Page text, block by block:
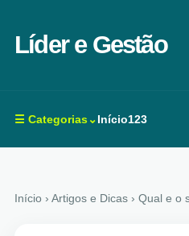
Líder e Gestão
☰ Categorias⌄Início123
Início › Artigos e Dicas › Qual e o